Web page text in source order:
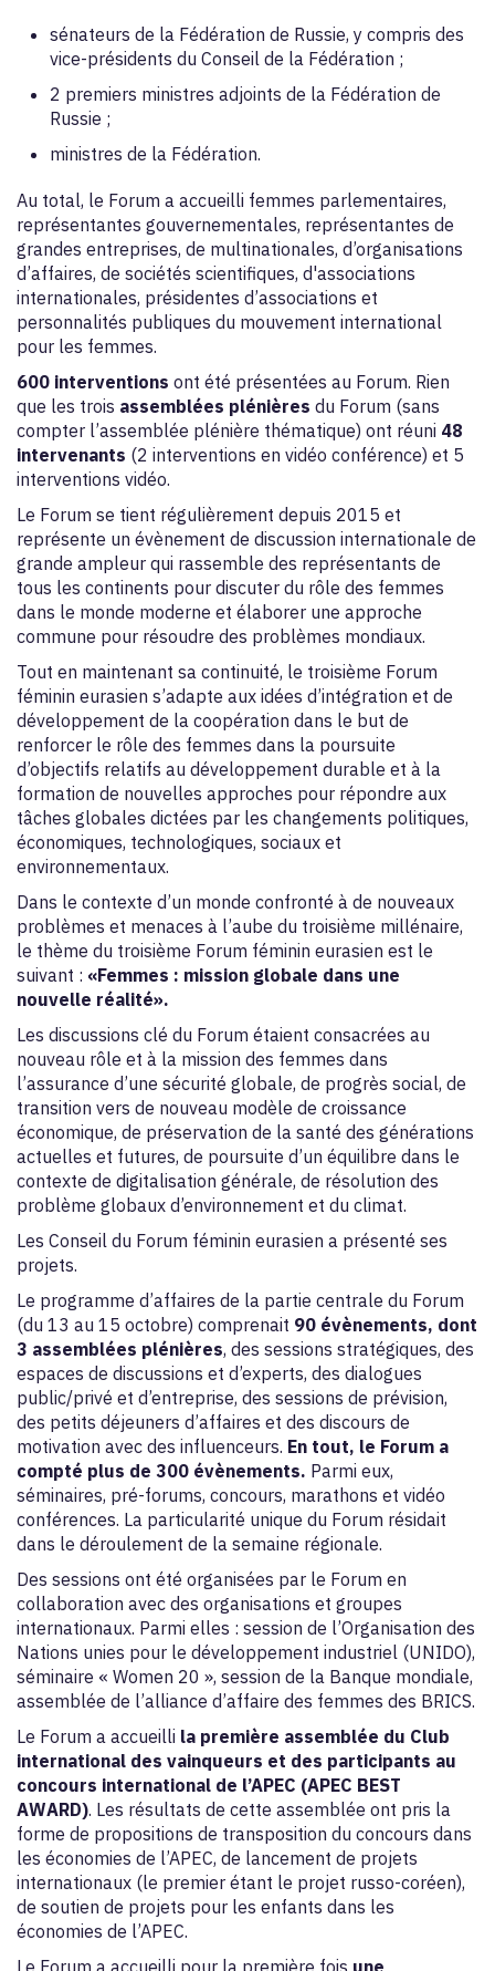
sénateurs de la Fédération de Russie, y compris des
vice-présidents du Conseil de la Fédération ;
2 premiers ministres adjoints de la Fédération de
Russie ;
ministres de la Fédération.
Au total, le Forum a accueilli femmes parlementaires,
représentantes gouvernementales, représentantes de
grandes entreprises, de multinationales, d’organisations
d’affaires, de sociétés scientifiques, d'associations
internationales, présidentes d’associations et
personnalités publiques du mouvement international
pour les femmes.
600 interventions ont été présentées au Forum. Rien
que les trois assemblées plénières du Forum (sans
compter l’assemblée plénière thématique) ont réuni 48
intervenants (2 interventions en vidéo conférence) et 5
interventions vidéo.
Le Forum se tient régulièrement depuis 2015 et
représente un évènement de discussion internationale de
grande ampleur qui rassemble des représentants de
tous les continents pour discuter du rôle des femmes
dans le monde moderne et élaborer une approche
commune pour résoudre des problèmes mondiaux.
Tout en maintenant sa continuité, le troisième Forum
féminin eurasien s’adapte aux idées d’intégration et de
développement de la coopération dans le but de
renforcer le rôle des femmes dans la poursuite
d’objectifs relatifs au développement durable et à la
formation de nouvelles approches pour répondre aux
tâches globales dictées par les changements politiques,
économiques, technologiques, sociaux et
environnementaux.
Dans le contexte d’un monde confronté à de nouveaux
problèmes et menaces à l’aube du troisième millénaire,
le thème du troisième Forum féminin eurasien est le
suivant : «Femmes : mission globale dans une
nouvelle réalité».
Les discussions clé du Forum étaient consacrées au
nouveau rôle et à la mission des femmes dans
l’assurance d’une sécurité globale, de progrès social, de
transition vers de nouveau modèle de croissance
économique, de préservation de la santé des générations
actuelles et futures, de poursuite d’un équilibre dans le
contexte de digitalisation générale, de résolution des
problème globaux d’environnement et du climat.
Les Conseil du Forum féminin eurasien a présenté ses
projets.
Le programme d’affaires de la partie centrale du Forum
(du 13 au 15 octobre) comprenait 90 évènements, dont
3 assemblées plénières, des sessions stratégiques, des
espaces de discussions et d’experts, des dialogues
public/privé et d’entreprise, des sessions de prévision,
des petits déjeuners d’affaires et des discours de
motivation avec des influenceurs. En tout, le Forum a
compté plus de 300 évènements. Parmi eux,
séminaires, pré-forums, concours, marathons et vidéo
conférences. La particularité unique du Forum résidait
dans le déroulement de la semaine régionale.
Des sessions ont été organisées par le Forum en
collaboration avec des organisations et groupes
internationaux. Parmi elles : session de l’Organisation des
Nations unies pour le développement industriel (UNIDO),
séminaire « Women 20 », session de la Banque mondiale,
assemblée de l’alliance d’affaire des femmes des BRICS.
Le Forum a accueilli la première assemblée du Club
international des vainqueurs et des participants au
concours international de l’APEC (APEC BEST
AWARD). Les résultats de cette assemblée ont pris la
forme de propositions de transposition du concours dans
les économies de l’APEC, de lancement de projets
internationaux (le premier étant le projet russo-coréen),
de soutien de projets pour les enfants dans les
économies de l’APEC.
Le Forum a accueilli pour la première fois une